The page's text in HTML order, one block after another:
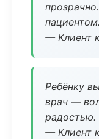
пациентом.
— Клиент
Ребёнку
врач —
радостью.
— Клиент